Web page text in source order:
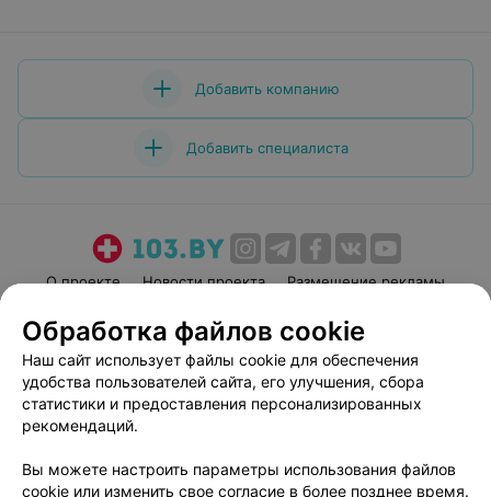
Добавить компанию
Добавить специалиста
О проекте Новости проекта
Размещение рекламы
Пользовательское соглашение
Способы оплаты
Вакансии
Партнеры
Написать руководителю 103.by
Персональные настройки cookie
Обработка файлов cookie
Наш сайт использует файлы cookie для обеспечения
удобства пользователей сайта, его улучшения, сбора
статистики и предоставления персонализированных
рекомендаций.
Вы можете настроить параметры использования файлов
cookie или изменить свое согласие в более позднее время.